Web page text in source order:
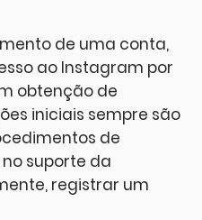
de uma conta,
ao Instagram por
obtenção de
iniciais sempre são
de
suporte da
registrar um